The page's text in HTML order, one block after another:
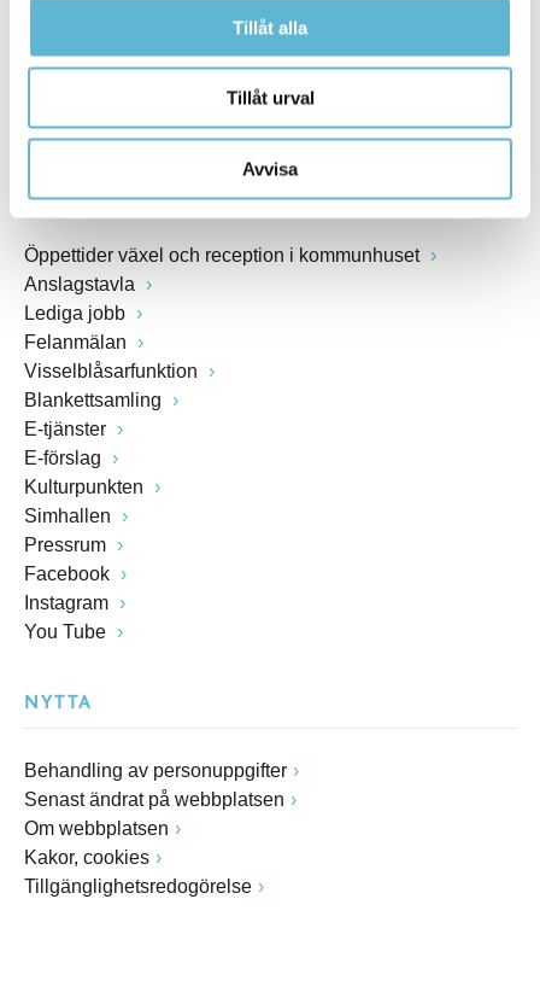
Tillåt alla
Tillåt urval
Avvisa
Växel: 0456-82 20 00
Öppettider växel och reception i kommunhuset
Anslagstavla
Lediga jobb
Felanmälan
Visselblåsarfunktion
Blankettsamling
E-tjänster
E-förslag
Kulturpunkten
Simhallen
Pressrum
Facebook
Instagram
You Tube
NYTTA
Behandling av personuppgifter
Senast ändrat på webbplatsen
Om webbplatsen
Kakor, cookies
Tillgänglighetsredogörelse